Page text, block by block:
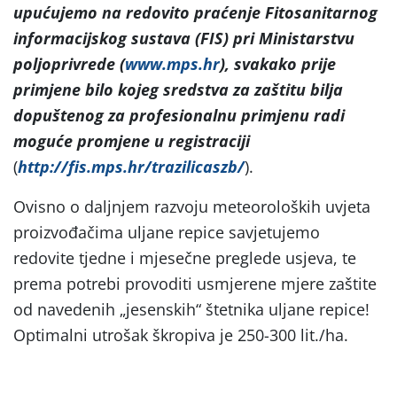
upućujemo na redovito praćenje Fitosanitarnog
informacijskog sustava (FIS) pri Ministarstvu
poljoprivrede (www.mps.hr), svakako prije
primjene bilo kojeg sredstva za zaštitu bilja
dopuštenog za profesionalnu primjenu radi
moguće promjene u registraciji
(http://fis.mps.hr/trazilicaszb/).
Ovisno o daljnjem razvoju meteoroloških uvjeta
proizvođačima uljane repice savjetujemo
redovite tjedne i mjesečne preglede usjeva, te
prema potrebi provoditi usmjerene mjere zaštite
od navedenih „jesenskih“ štetnika uljane repice!
Optimalni utrošak škropiva je 250-300 lit./ha.